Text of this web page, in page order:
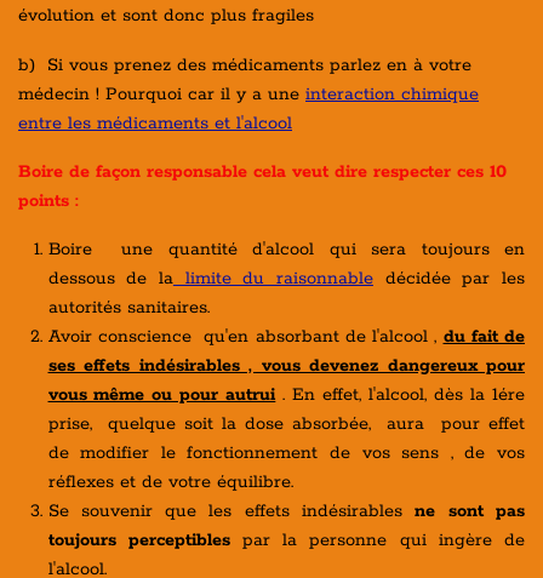
évolution et sont donc plus fragiles
b) Si vous prenez des médicaments parlez en à votre
médecin ! Pourquoi car il y a une interaction chimique
entre les médicaments et l'alcool
Boire de façon responsable cela veut dire respecter ces 10
points :
Boire une quantité d'alcool qui sera toujours en
dessous de lalimite du raisonnabledécidée par les
autorités sanitaires.
Avoir conscience qu'en absorbant de l'alcool , du fait de
ses effets indésirables , vous devenez dangereux pour
vous même ou pour autrui . En effet, l'alcool, dès la 1ére
prise, quelque soit la dose absorbée, aura pour effet
de modifier le fonctionnement de vos sens , de vos
réflexes et de votre équilibre.
Se souvenir que les effets indésirablesne sont pas
toujours perceptiblespar la personne qui ingère de
l'alcool.